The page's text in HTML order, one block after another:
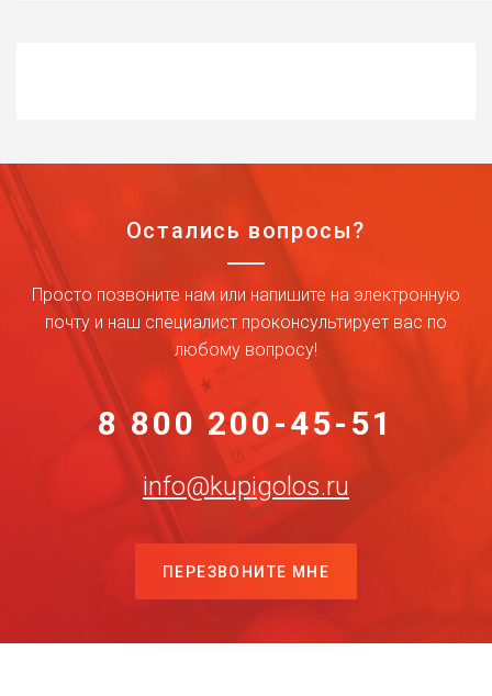
Остались вопросы?
Просто позвоните нам или напишите на электронную
почту и наш специалист проконсультирует вас по
любому вопросу!
8 800 200-45-51
info@kupigolos.ru
ПЕРЕЗВОНИТЕ МНЕ